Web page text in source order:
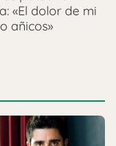
«El dolor de mi
añicos»